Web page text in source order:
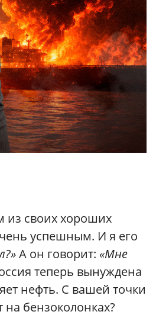
из своих хороших
успешным. И я его
А он говорит: «Мне
теперь вынуждена
нефть. С вашей точки
бензоколонках?